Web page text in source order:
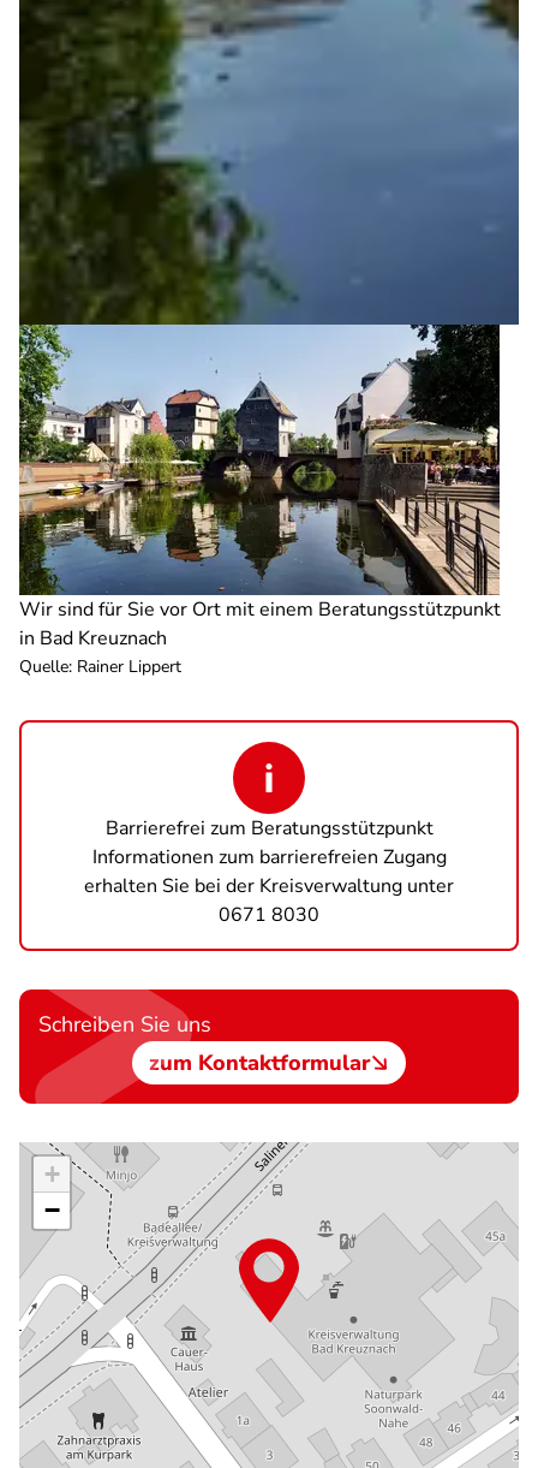
Wir sind für Sie vor Ort mit einem Beratungsstützpunkt
in Bad Kreuznach
Quelle: Rainer Lippert
Barrierefrei zum Beratungsstützpunkt
Informationen zum barrierefreien Zugang
erhalten Sie bei der Kreisverwaltung unter
0671 8030
Schreiben Sie uns
zum Kontaktformular
+
−